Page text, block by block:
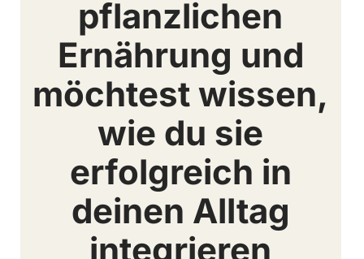
pflanzlichen
Ernährung und
möchtest wissen,
wie du sie
erfolgreich in
deinen Alltag
integrieren